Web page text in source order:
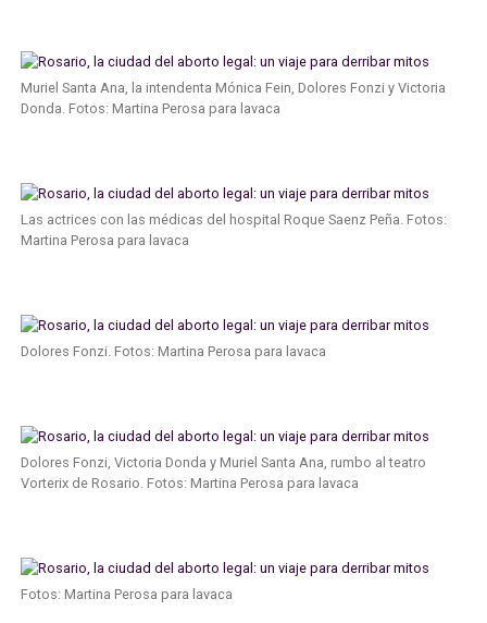
Muriel Santa Ana, la intendenta Mónica Fein, Dolores Fonzi y Victoria
Donda. Fotos: Martina Perosa para lavaca
Las actrices con las médicas del hospital Roque Saenz Peña. Fotos:
Martina Perosa para lavaca
Dolores Fonzi. Fotos: Martina Perosa para lavaca
Dolores Fonzi, Victoria Donda y Muriel Santa Ana, rumbo al teatro
Vorterix de Rosario. Fotos: Martina Perosa para lavaca
Fotos: Martina Perosa para lavaca